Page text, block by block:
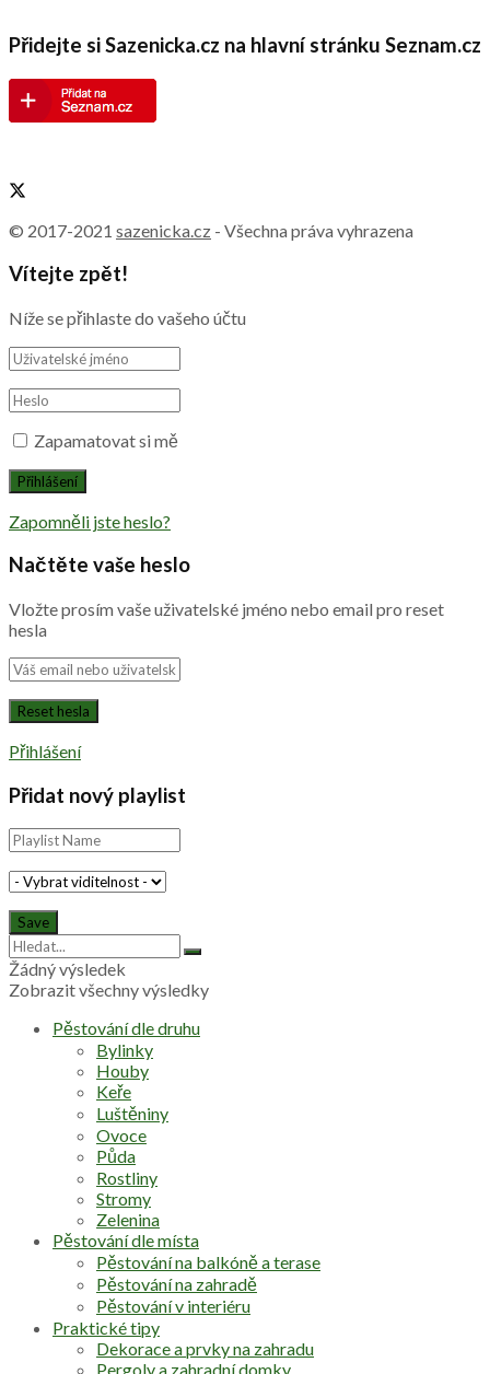
Přidejte si Sazenicka.cz na hlavní stránku Seznam.cz
© 2017-2021 sazenicka.cz - Všechna práva vyhrazena
Vítejte zpět!
Níže se přihlaste do vašeho účtu
Zapamatovat si mě
Zapomněli jste heslo?
Načtěte vaše heslo
Vložte prosím vaše uživatelské jméno nebo email pro reset
hesla
Přihlášení
Přidat nový playlist
Žádný výsledek
Zobrazit všechny výsledky
Pěstování dle druhu
Bylinky
Houby
Keře
Luštěniny
Ovoce
Půda
Rostliny
Stromy
Zelenina
Pěstování dle místa
Pěstování na balkóně a terase
Pěstování na zahradě
Pěstování v interiéru
Praktické tipy
Dekorace a prvky na zahradu
Pergoly a zahradní domky